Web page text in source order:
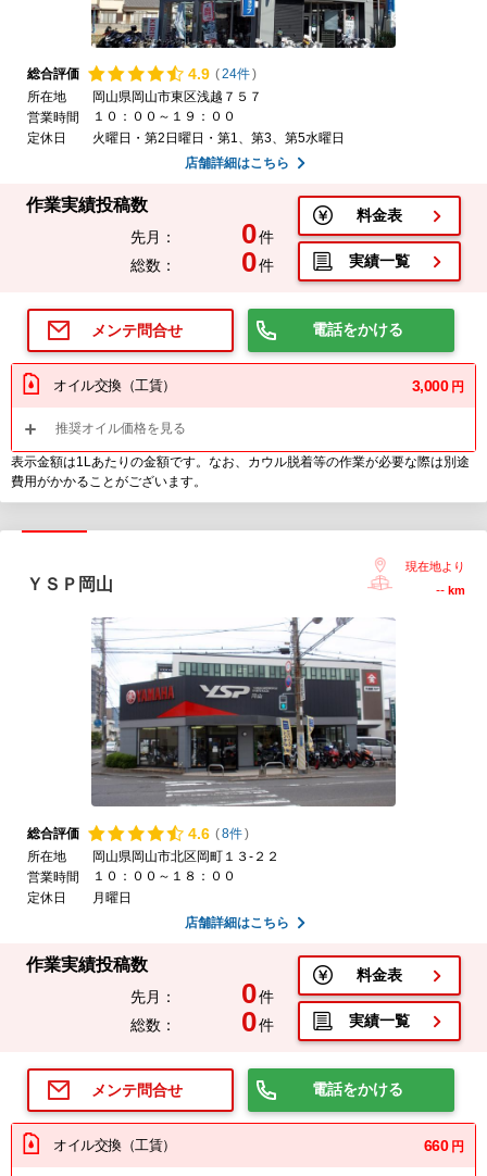
総合評価 4.9 (24件)
所在地
岡山県岡山市東区浅越７５７
営業時間
１０：００～１９：００
定休日
火曜日・第2日曜日・第1、第3、第5水曜日
店舗詳細はこちら
作業実績投稿数
先月： 0件
総数：
0件
料金表
実績一覧
メンテ問合せ 電話をかける
オイル交換（工賃） 3,000 円
推奨オイル価格を見る
表示金額は1Lあたりの金額です。なお、カウル脱着等の作業が必要な際は別途
費用がかかることがございます。
ＹＳＰ岡山
現在地より
-- km
総合評価 4.6 (8件)
所在地
岡山県岡山市北区岡町１３-２２
営業時間
１０：００～１８：００
定休日
月曜日
店舗詳細はこちら
作業実績投稿数
先月： 0件
総数：
0件
料金表
実績一覧
メンテ問合せ 電話をかける
オイル交換（工賃） 660 円